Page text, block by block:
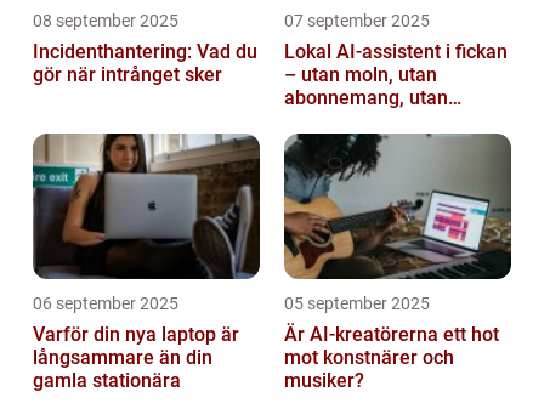
08 september 2025
Incidenthantering: Vad du
gör när intrånget sker
07 september 2025
Lokal AI-assistent i fickan
– utan moln, utan
abonnemang, utan
06 september 2025
Varför din nya laptop är
långsammare än din
gamla stationära
05 september 2025
Är AI-kreatörerna ett hot
mot konstnärer och
musiker?